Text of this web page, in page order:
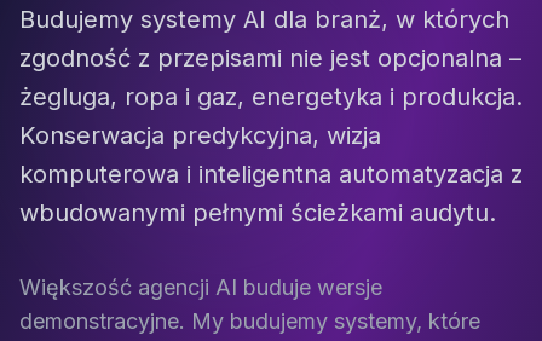
Budujemy systemy AI dla branż, w których
zgodność z przepisami nie jest opcjonalna –
żegluga, ropa i gaz, energetyka i produkcja.
Konserwacja predykcyjna, wizja
komputerowa i inteligentna automatyzacja z
wbudowanymi pełnymi ścieżkami audytu.
Większość agencji AI buduje wersje
demonstracyjne. My budujemy systemy, które